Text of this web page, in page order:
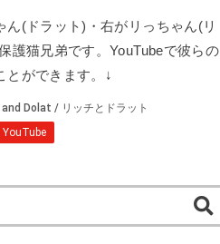
ん(ドラット)・右がリっちゃん(リ
護猫兄弟です。YouTubeで彼らの
とができます。↓
索: